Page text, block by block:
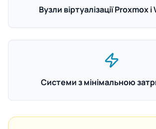
Вузли віртуалізації Proxmox
Системи з мінімальною